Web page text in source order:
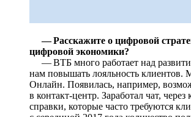
— Расскажите о цифровой
цифровой экономики?
— ВТБ много работает над
нам повышать лояльность
Онлайн. Появилась, например,
в контакт-центр. Заработал чат,
справки, которые часто требуются